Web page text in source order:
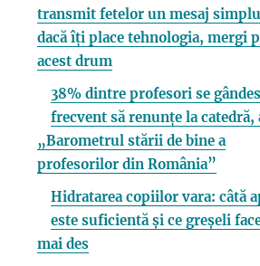
transmit fetelor un mesaj
dacă îți place tehnologia, mergi
acest drum
38% dintre profesori se
frecvent să renunțe la catedră,
„Barometrul stării de bine a
profesorilor din România”
Hidratarea copiilor vara: câtă
este suficientă și ce greșeli
mai des